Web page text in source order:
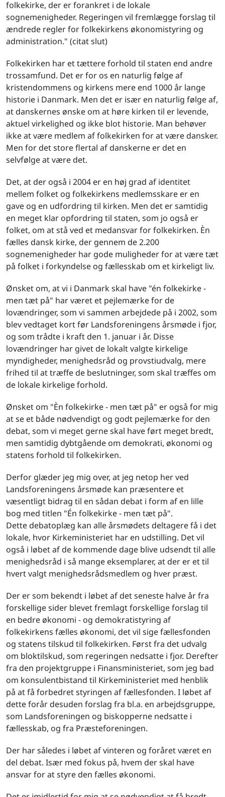
folkekirke, der er forankret i de lokale
sognemenigheder. Regeringen vil fremlægge forslag til
ændrede regler for folkekirkens økonomistyring og
administration." (citat slut)
Folkekirken har et tættere forhold til staten end andre
trossamfund. Det er for os en naturlig følge af
kristendommens og kirkens mere end 1000 år lange
historie i Danmark. Men det er især en naturlig følge af,
at danskernes ønske om at høre kirken til er levende,
aktuel virkelighed og ikke blot historie. Man behøver
ikke at være medlem af folkekirken for at være dansker.
Men for det store flertal af danskerne er det en
selvfølge at være det.
Det, at der også i 2004 er en høj grad af identitet
mellem folket og folkekirkens medlemsskare er en
gave og en udfordring til kirken. Men det er samtidig
en meget klar opfordring til staten, som jo også er
folket, om at stå ved et medansvar for folkekirken. Èn
fælles dansk kirke, der gennem de 2.200
sognemenigheder har gode muligheder for at være tæt
på folket i forkyndelse og fællesskab om et kirkeligt liv.
Ønsket om, at vi i Danmark skal have "én folkekirke -
men tæt på" har været et pejlemærke for de
lovændringer, som vi sammen arbejdede på i 2002, som
blev vedtaget kort før Landsforeningens årsmøde i fjor,
og som trådte i kraft den 1. januar i år. Disse
lovændringer har givet de lokalt valgte kirkelige
myndigheder, menighedsråd og provstiudvalg, mere
frihed til at træffe de beslutninger, som skal træffes om
de lokale kirkelige forhold.
Ønsket om "Èn folkekirke - men tæt på" er også for mig
at se et både nødvendigt og godt pejlemærke for den
debat, som vi meget gerne skal have ført meget bredt,
men samtidig dybtgående om demokrati, økonomi og
statens forhold til folkekirken.
Derfor glæder jeg mig over, at jeg netop her ved
Landsforeningens årsmøde kan præsentere et
væsentligt bidrag til en sådan debat i form af en lille
bog med titlen "Én folkekirke - men tæt på".
Dette debatoplæg kan alle årsmødets deltagere få i det
lokale, hvor Kirkeministeriet har en udstilling. Det vil
også i løbet af de kommende dage blive udsendt til alle
menighedsråd i så mange eksemplarer, at der er et til
hvert valgt menighedsrådsmedlem og hver præst.
Der er som bekendt i løbet af det seneste halve år fra
forskellige sider blevet fremlagt forskellige forslag til
en bedre økonomi - og demokratistyring af
folkekirkens fælles økonomi, det vil sige fællesfonden
og statens tilskud til folkekirken. Først fra det udvalg
om bloktilskud, som regeringen nedsatte i fjor. Derefter
fra den projektgruppe i Finansministeriet, som jeg bad
om konsulentbistand til Kirkeministeriet med henblik
på at få forbedret styringen af fællesfonden. I løbet af
dette forår desuden forslag fra bl.a. en arbejdsgruppe,
som Landsforeningen og biskopperne nedsatte i
fællesskab, og fra Præsteforeningen.
Der har således i løbet af vinteren og foråret været en
del debat. Især med fokus på, hvem der skal have
ansvar for at styre den fælles økonomi.